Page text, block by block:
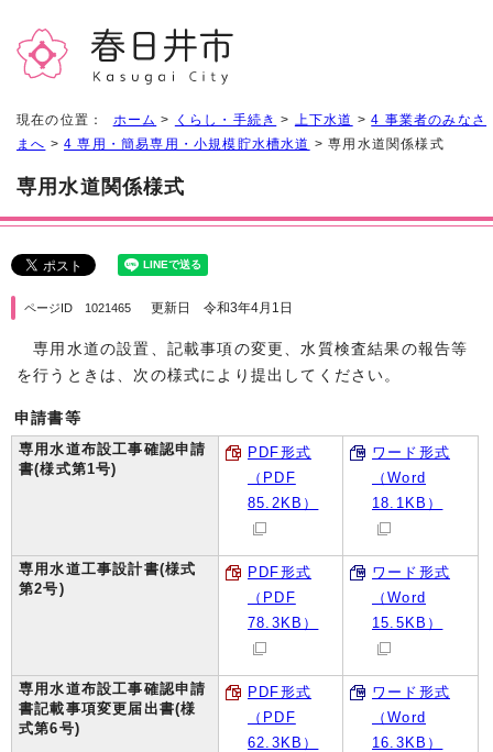
現在の位置： ホーム > くらし・手続き > 上下水道 >4 事業者のみなさ
まへ >4 専用・簡易専用・小規模貯水槽水道 > 専用水道関係様式
専用水道関係様式
ページID 1021465 更新日 令和3年4月1日
専用水道の設置、記載事項の変更、水質検査結果の報告等
を行うときは、次の様式により提出してください。
申請書等
専用水道布設工事確認申請
書(様式第1号)
PDF形式
（PDF
85.2KB）
ワード形式
（Word
18.1KB）
専用水道工事設計書(様式
第2号)
PDF形式
（PDF
78.3KB）
ワード形式
（Word
15.5KB）
専用水道布設工事確認申請
書記載事項変更届出書(様
式第6号)
PDF形式
（PDF
62.3KB）
ワード形式
（Word
16.3KB）